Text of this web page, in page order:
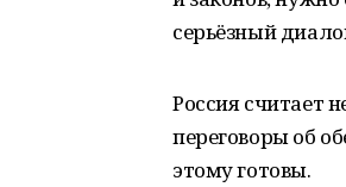
серьёзный
Россия считает
переговоры об
этому готовы.